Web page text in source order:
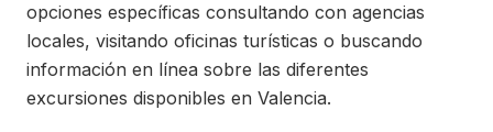
opciones específicas consultando con agencias
locales, visitando oficinas turísticas o buscando
información en línea sobre las diferentes
excursiones disponibles en Valencia.